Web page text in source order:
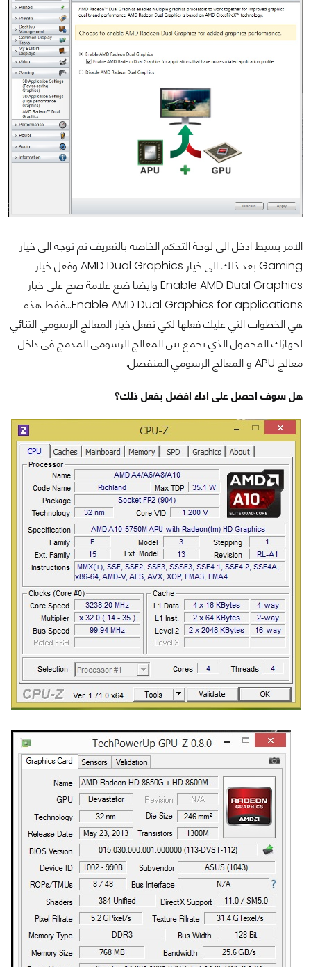
الأمر بسيط ادخل الى لوحة التحكم الخاصه بالتعريف ثم توجه الى خيار
Gaming بعد ذلك الى خيار AMD Dual Graphics وفعل خيار
Enable AMD Dual Graphics وايضا ضع علامة صح على خيار
Enable AMD Dual Graphics for applications...فقط هذه
هي الخطوات التي عليك فعلها لكي تفعل خيار المعالج الرسومي الثنائي
لجهازك المحمول الذي يجمع بين المعالج الرسومي المدمج في داخل
معالج APU و المعالج الرسومي المنفصل.
هل سوف احصل على اداء افضل بفعل ذلك؟